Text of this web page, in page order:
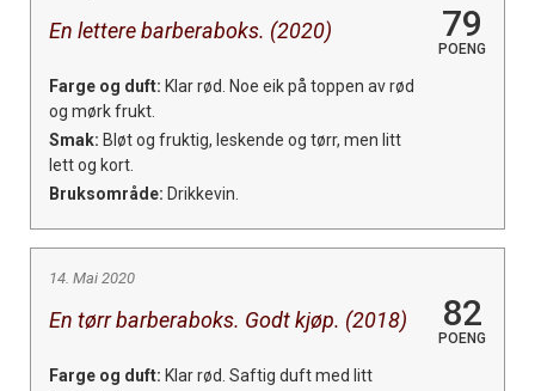
En lettere barberaboks. (2020) 79
POENG
Farge og duft: Klar rød. Noe eik på toppen av rød
og mørk frukt.
Smak: Bløt og fruktig, leskende og tørr, men litt
lett og kort.
Bruksområde: Drikkevin.
14. Mai 2020
En tørr barberaboks. Godt kjøp. (2018) 82
POENG
Farge og duft: Klar rød. Saftig duft med litt